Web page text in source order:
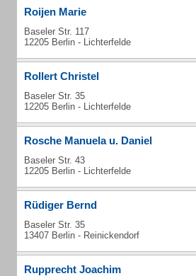
Roijen Marie
Baseler Str. 117
12205 Berlin - Lichterfelde
Rollert Christel
Baseler Str. 35
12205 Berlin - Lichterfelde
Rosche Manuela u. Daniel
Baseler Str. 43
12205 Berlin - Lichterfelde
Rüdiger Bernd
Baseler Str. 35
13407 Berlin - Reinickendorf
Rupprecht Joachim